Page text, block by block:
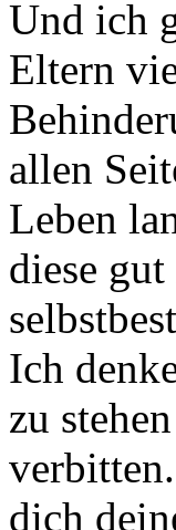
Und ich
Eltern
allen
Leben
diese
Ich
zu
dich